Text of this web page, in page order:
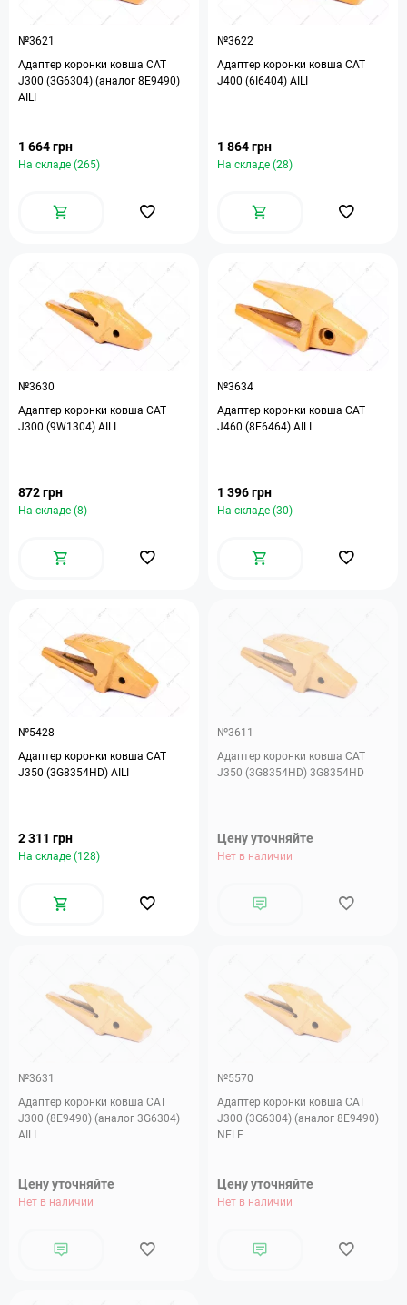
№3621
Адаптер коронки ковша CAT
J300 (3G6304) (аналог 8E9490)
AILI
1 664 грн
На складе (265)
№3622
Адаптер коронки ковша CAT
J400 (6I6404) AILI
1 864 грн
На складе (28)
№3630
Адаптер коронки ковша CAT
J300 (9W1304) AILI
872 грн
На складе (8)
№3634
Адаптер коронки ковша CAT
J460 (8E6464) AILI
1 396 грн
На складе (30)
№5428
Адаптер коронки ковша CAT
J350 (3G8354HD) AILI
2 311 грн
На складе (128)
№3611
Адаптер коронки ковша CAT
J350 (3G8354HD) 3G8354HD
Цену уточняйте
Нет в наличии
№3631
Адаптер коронки ковша CAT
J300 (8E9490) (аналог 3G6304)
AILI
Цену уточняйте
Нет в наличии
№5570
Адаптер коронки ковша CAT
J300 (3G6304) (аналог 8E9490)
NELF
Цену уточняйте
Нет в наличии